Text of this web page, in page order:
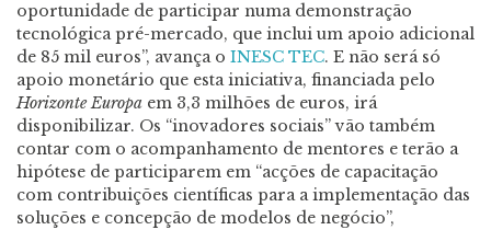
oportunidade de participar numa demonstração
tecnológica pré-mercado, que inclui um apoio adicional
de 85 mil euros”, avança o INESC TEC. E não será só
apoio monetário que esta iniciativa, financiada pelo
Horizonte Europa em 3,3 milhões de euros, irá
disponibilizar. Os “inovadores sociais” vão também
contar com o acompanhamento de mentores e terão a
hipótese de participarem em “acções de capacitação
com contribuições científicas para a implementação das
soluções e concepção de modelos de negócio”,